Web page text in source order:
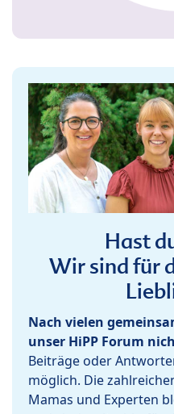
Hast
Wir sind für
Nach vielen
unser HiPP Forum
Beiträge oder
möglich. Die
Mamas und Experten